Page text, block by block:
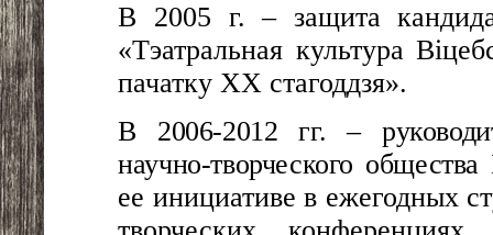
В 2005 г. – защита
«Тэатральная культура
пачатку ХХ стагоддзя».
В 2006-2012 гг. –
научно-творческого общества
ее инициативе в ежегодных